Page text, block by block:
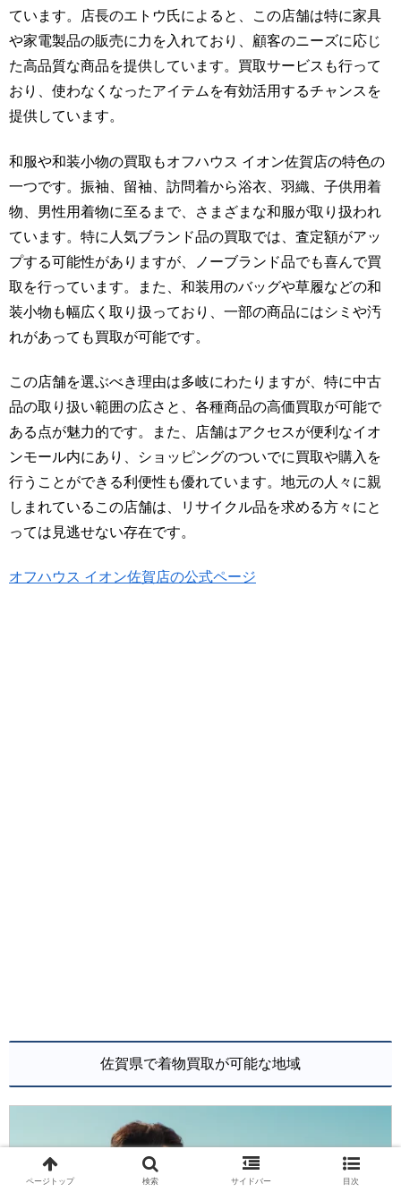
ています。店長のエトウ氏によると、この店舗は特に家具
や家電製品の販売に力を入れており、顧客のニーズに応じ
た高品質な商品を提供しています。買取サービスも行って
おり、使わなくなったアイテムを有効活用するチャンスを
提供しています。
和服や和装小物の買取もオフハウス イオン佐賀店の特色の
一つです。振袖、留袖、訪問着から浴衣、羽織、子供用着
物、男性用着物に至るまで、さまざまな和服が取り扱われ
ています。特に人気ブランド品の買取では、査定額がアッ
プする可能性がありますが、ノーブランド品でも喜んで買
取を行っています。また、和装用のバッグや草履などの和
装小物も幅広く取り扱っており、一部の商品にはシミや汚
れがあっても買取が可能です。
この店舗を選ぶべき理由は多岐にわたりますが、特に中古
品の取り扱い範囲の広さと、各種商品の高価買取が可能で
ある点が魅力的です。また、店舗はアクセスが便利なイオ
ンモール内にあり、ショッピングのついでに買取や購入を
行うことができる利便性も優れています。地元の人々に親
しまれているこの店舗は、リサイクル品を求める方々にと
っては見逃せない存在です。
オフハウス イオン佐賀店の公式ページ
佐賀県で着物買取が可能な地域
ページトップ 検索 サイドバー 目次